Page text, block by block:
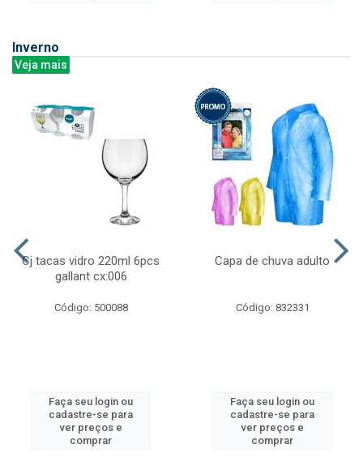
Inverno
Veja mais
Cj tacas vidro 220ml 6pcs
gallant cx:006
Código: 500088
Faça seu login ou
cadastre-se para
ver preços e
comprar
Capa de chuva adulto
Código: 832331
Faça seu login ou
cadastre-se para
ver preços e
comprar